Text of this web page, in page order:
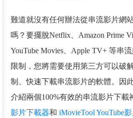
難道就沒有任何辦法從串流影片網
嗎？要擺脫Netflix、Amazon Prime
YouTube Movies、Apple TV+ 等串
限制，您將需要使用第三方可以破
制、快速下載串流影片的軟體。因
介紹兩個100%有效的串流影片下載
影片下載器和iMovieTool YouTube